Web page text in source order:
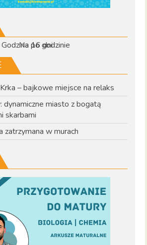
Godzina po godzinie
Na 16 dni
– bajkowe miejsce na relaks
dynamiczne miasto z bogatą
skarbami
zatrzymana w murach